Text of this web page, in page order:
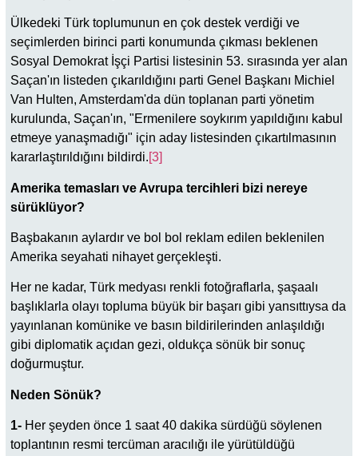
Ülkedeki Türk toplumunun en çok destek verdiği ve
seçimlerden birinci parti konumunda çıkması beklenen
Sosyal Demokrat İşçi Partisi listesinin 53. sırasında yer alan
Saçan'ın listeden çıkarıldığını parti Genel Başkanı Michiel
Van Hulten, Amsterdam'da dün toplanan parti yönetim
kurulunda, Saçan'ın, "Ermenilere soykırım yapıldığını kabul
etmeye yanaşmadığı" için aday listesinden çıkartılmasının
kararlaştırıldığını bildirdi.[3]
Amerika temasları ve Avrupa tercihleri bizi nereye
sürüklüyor?
Başbakanın aylardır ve bol bol reklam edilen beklenilen
Amerika seyahati nihayet gerçekleşti.
Her ne kadar, Türk medyası renkli fotoğraflarla, şaşaalı
başlıklarla olayı topluma büyük bir başarı gibi yansıttıysa da
yayınlanan komünike ve basın bildirilerinden anlaşıldığı
gibi diplomatik açıdan gezi, oldukça sönük bir sonuç
doğurmuştur.
Neden Sönük?
1- Her şeyden önce 1 saat 40 dakika sürdüğü söylenen
toplantının resmi tercüman aracılığı ile yürütüldüğü